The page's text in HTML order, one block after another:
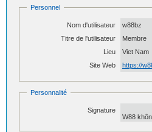
Personnel
Nom d'utilisateur
w88bz
Titre de l'utilisateur
Membre
Lieu
Viet Nam
Site Web
https://
Personnalité
Signature
W88